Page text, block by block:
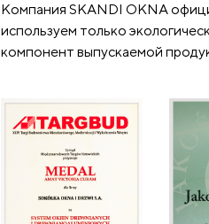
Компания SKANDI OKNA
используем только
компонент выпускаемой